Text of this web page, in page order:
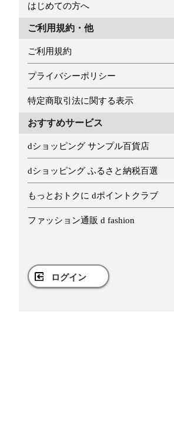
はじめての方へ
ご利用規約・他
ご利用規約
プライバシーポリシー
特定商取引法に関する表示
おすすめサービス
dショッピング サンプル百貨店
dショッピング ふるさと納税百選
もっとおトクに dポイントクラブ
ファッション通販 d fashion
ログイン